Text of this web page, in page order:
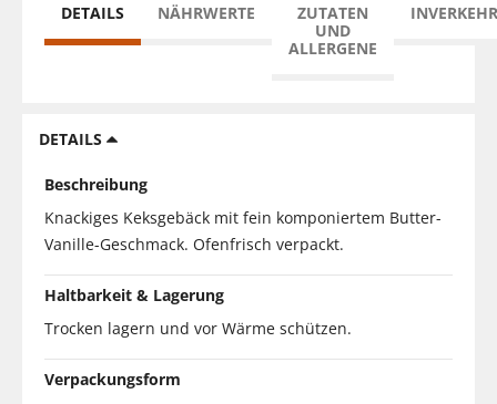
DETAILS NÄHRWERTE
ZUTATEN
UND
ALLERGENE
DETAILS
Beschreibung
Knackiges Keksgebäck mit fein komponiertem Butter-
Vanille-Geschmack. Ofenfrisch verpackt.
Haltbarkeit & Lagerung
Trocken lagern und vor Wärme schützen.
Verpackungsform